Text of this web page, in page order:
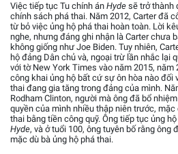
Việc tiếp tục Tu chính án Hyde sẽ trở thành
chính sách phá thai. Năm 2012, Carter đã
từ bỏ việc ủng hộ phá thai hoàn toàn. Lời
nghe, nhưng đáng ghi nhận là Carter chưa
không giống như Joe Biden. Tuy nhiên,
hộ đảng Dân chủ và, ngoại trừ lần nhắc lại
với tờ New York Times vào năm 2015, năm
công khai ủng hộ bất cứ sự ôn hòa nào đối
thai đang gia tăng trong đảng của mình.
Rodham Clinton, người mà ông đã bổ
quyền của mình nhiều thập niên trước,
thai bằng tiền công quỹ. Ông tiếp tục ủng
Hyde, và ở tuổi 100, ông tuyên bố rằng ông
mặc dù bà ủng hộ phá thai.